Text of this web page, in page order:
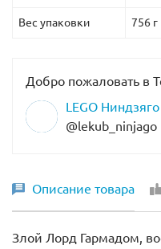
Вес упаковки 756 г
Добро пожаловать в
LEGO Ниндзяго
@lekub_ninjago
Описание товара
Злой Лорд Гармадом,